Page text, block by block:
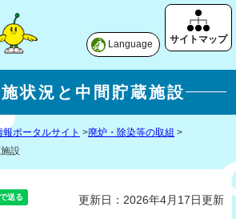
Language
状況と中間貯蔵施設
ポータルサイト >廃炉・除染等の取組 >
設
更新日：2026年4月17日更新